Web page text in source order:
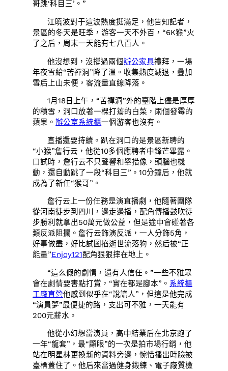
哥跳‘科目三’。”
江曉波對于這波熱度挺滿足，他告知記者，
景區的冬天是旺季，游客一天不外百，“6K猴”火
了之后，周末一天能有七八百人。
他沒想到，沒撐過兩個辦公家具禮拜，一場
年夜雪給“苦禪洞”降了溫。收集熱度減退，疊加
雪后上山未便，客流量直線降落。
1月18日上午，“苦禪洞”外的臺階上儘是厚厚
的積雪，洞口放著一棵打蔫的白菜，兩個發霉的
蘋果。辦公室系統櫃一個游客也沒有。
直播還要持續。趴在洞口的是景區新聘的
“小猴”詹行云，他從10多個應聘者中鋒芒畢露。
口試時，詹行云不只聲響和舉措像，頭腦也機
動，還自動跳了一段“科目三”。10分鐘后，他就
成為了新任“猴哥”。
詹行云上一份任務是演直播劇，他隨著團隊
從河南徒步到四川，邊走邊播，配角傳播鼓吹徒
步勝利就拿出50萬元做公益，但是途中會碰著各
類反派阻攔。詹行云飾演反派，一人分飾5角，
好事做盡，好比試圖掐逝世流落狗，然后被“正
能量”Enjoy121配角狠狠摔在地上。
“這么假的劇情，還有人信任。”一些不雅眾
會在劇情要害點打賞，“實在都是腳本”。 系統櫃
工廠直營他感到似乎在“說謊人”，但這是他完成
“演員夢”最便捷的路，支出可不雅，一天能有
200元薪水。
他從小幻想當演員，高中結業后在北京跑了
一年“龍套”，最“顯眼”的一次是拍市場行銷，他
站在明星林更換新的資料旁邊，惋惜播出時臉被
臺標蓋住了。他后來當過健身鍛練、電子廠質檢